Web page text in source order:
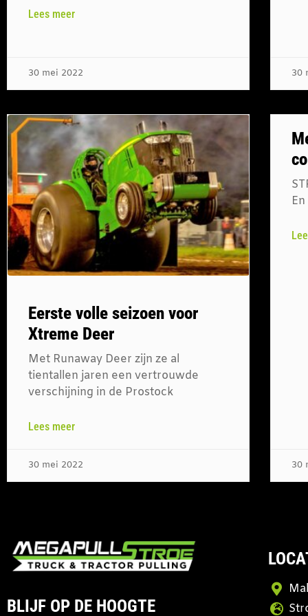
Lees meer
30 mei 2022 30
Eerste volle seizoen voor
Xtreme Deer
Met Runaway Deer zijn ze al
tientallen jaren een vertrouwde
verschijning in de Prostock
Lees meer
30 mei 2022 30
BLIJF OP DE HOOGTE